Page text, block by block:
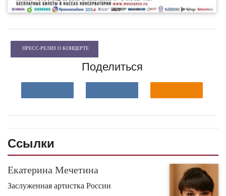
ПРЕСС-РЕЛИЗ О КОНЦЕРТЕ
Поделиться
Ссылки
Екатерина Мечетина
Заслуженная артистка России